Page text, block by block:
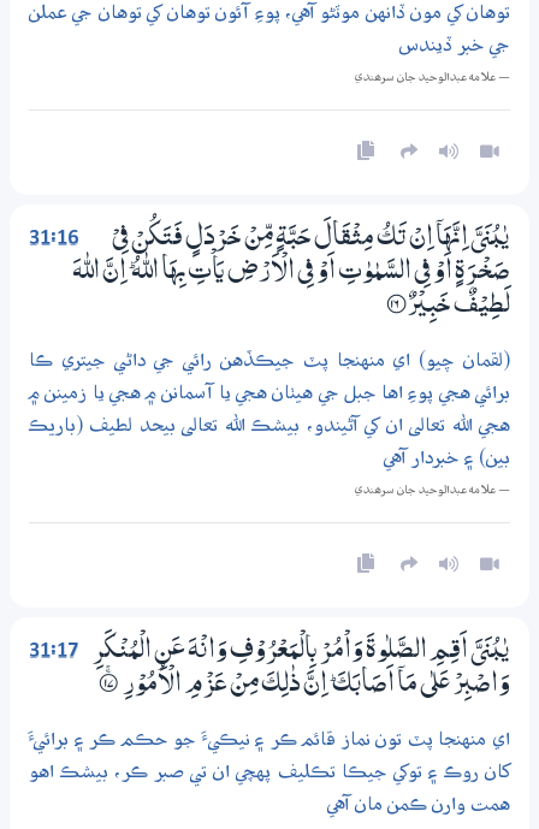
توهان کي مون ڏانهن موٽڻو آهي، پوءِ آئون توهان کي توهان جي عملن
جي خبر ڏيندس
— علامه عبدالوحيد جان سرھندي
31:16
يٰبُنَيَّ اِنَّهَآ اِنْ تَكُ مِثْقَالَ حَبَّةٍ مِّنْ خَرْدَلٍ فَتَكُنْ فِيْ
صَـخْـرَةٍ اَوْ فِي السَّمٰوٰتِ اَوْ فِي الْاَرْضِ يَاْتِ بِهَا اللّٰهُ ۭ اِنَّ اللّٰهَ
لَطِيْفٌ خَبِيْرٌ ؀16
(لقمان چيو) اي منهنجا پٽ جيڪڏهن رائي جي داڻي جيتري ڪا
برائي هجي پوءِ اها جبل جي هيٺان هجي يا آسمانن ۾ هجي يا زمينن ۾
هجي الله تعالى ان کي آڻيندو، بيشڪ الله تعالى بيحد لطيف (باريڪ
بين) ۽ خبردار آهي
— علامه عبدالوحيد جان سرھندي
31:17
يٰبُنَيَّ اَقِـمِ الصَّلٰوةَ وَاْمُرْ بِالْمَعْرُوْفِ وَانْهَ عَنِ الْمُنْكَرِ
وَاصْبِرْ عَلٰي مَآ اَصَابَكَ ۭ اِنَّ ذٰلِكَ مِنْ عَزْمِ الْاُمُوْرِ
۝ۚ17
اي منهنجا پٽ تون نماز قائم ڪر ۽ نيڪيءَ جو حڪم ڪر ۽ برائيءَ
کان روڪ ۽ توکي جيڪا تڪليف پهچي ان تي صبر ڪر، بيشڪ اهو
همت وارن ڪمن مان آهي